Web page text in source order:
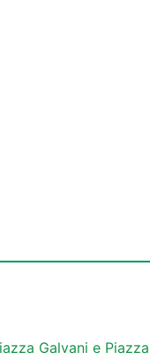
Galvani e